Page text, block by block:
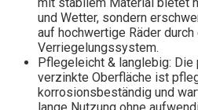
und Wetter, sondern
auf hochwertige Räder
Verriegelungssystem.
Pflegeleicht & langlebig:
verzinkte Oberfläche ist
korrosionsbeständig und